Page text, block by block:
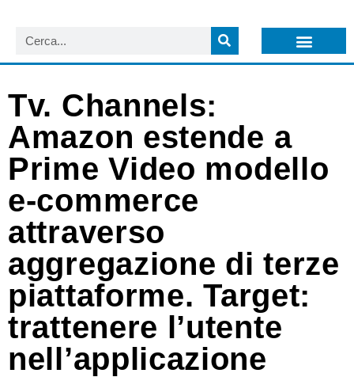
Tv. Channels:
Amazon estende a
Prime Video modello
e-commerce
attraverso
aggregazione di terze
piattaforme. Target:
trattenere l’utente
nell’applicazione